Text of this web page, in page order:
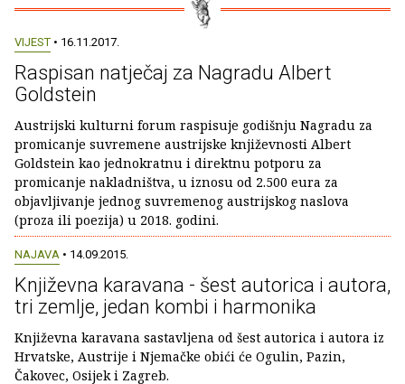
VIJEST • 16.11.2017.
Raspisan natječaj za Nagradu Albert
Goldstein
Austrijski kulturni forum raspisuje godišnju Nagradu za
promicanje suvremene austrijske književnosti Albert
Goldstein kao jednokratnu i direktnu potporu za
promicanje nakladništva, u iznosu od 2.500 eura za
objavljivanje jednog suvremenog austrijskog naslova
(proza ili poezija) u 2018. godini.
NAJAVA • 14.09.2015.
Književna karavana - šest autorica i autora,
tri zemlje, jedan kombi i harmonika
Književna karavana sastavljena od šest autorica i autora iz
Hrvatske, Austrije i Njemačke obići će Ogulin, Pazin,
Čakovec, Osijek i Zagreb.